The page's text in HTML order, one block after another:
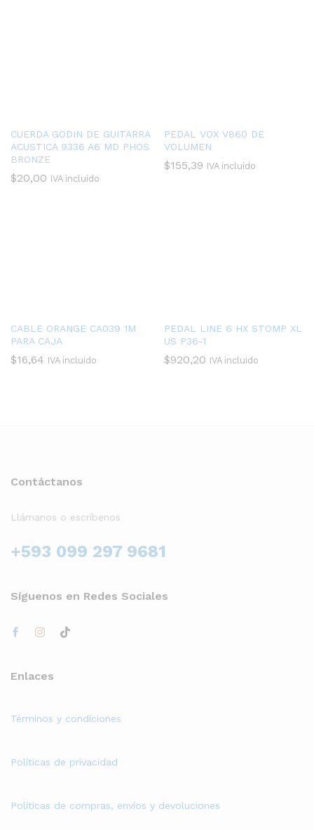
CUERDA GODIN DE GUITARRA
ACUSTICA 9336 A6 MD PHOS
BRONZE
$20,00 IVA incluido
PEDAL VOX V860 DE
VOLUMEN
$155,39 IVA incluido
CABLE ORANGE CA039 1M
PARA CAJA
$16,64 IVA incluido
PEDAL LINE 6 HX STOMP XL
US P36-1
$920,20 IVA incluido
Contáctanos
Llámanos o escríbenos
+593 099 297 9681
Síguenos en Redes Sociales
Enlaces
Términos y condiciones
Políticas de privacidad
Políticas de compras, envíos y devoluciones